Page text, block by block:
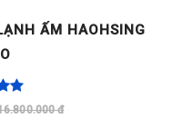
ẤM HAOHSING
đ